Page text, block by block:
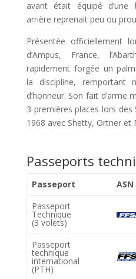
avant était équipé
arrière reprenait peu ou
Présentée officiellement
d’Ampus, France,
rapidement forgée un
la discipline, remportant
d’honneur. Son fait d’arme
3 premières places lors
1968 avec Shetty, Ortner et
Passeports
Passeport ASN
Passeport
Technique
(3 volets)
Passeport
technique
international
(PTH)